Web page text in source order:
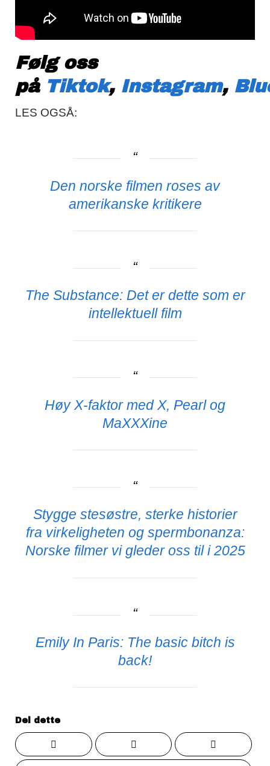
Følg oss
på Tiktok, Instagram,
LES OGSÅ:
Den norske filmen roses av
amerikanske kritikere
The Substance: Det er dette som er
intellektuell film
Høy X-faktor med X, Pearl og
MaXXXine
Stygge stesøstre, sterke historier
fra virkeligheten og spermbonanza:
Norske filmer vi gleder oss til i 2025
Emily In Paris: The basic bitch is
back!
Del dette